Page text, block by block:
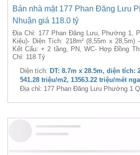
Địa chỉ : 54 Phan Đăng Lưu, Phường 5,
: 7.8 x 32m- Công nhận : 178.4m2- Diện
giấy phép : 1.582,02 m2- Kết cấu : 2
người , 2 máy phát điện.-...
Diện tích:DT: 7.8m x 32m, diện tích:
728.7 triệu/m2, 16666.67 triệu/mét
Địa chỉ: 54 Phan Đăng Lưu Phường 15